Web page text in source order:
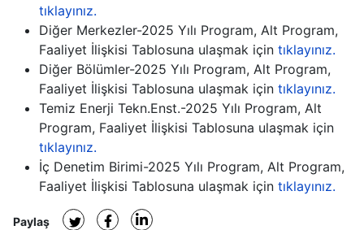
tıklayınız.
Diğer Merkezler-2025 Yılı Program, Alt Program,
Faaliyet İlişkisi Tablosuna ulaşmak için tıklayınız.
Diğer Bölümler-2025 Yılı Program, Alt Program,
Faaliyet İlişkisi Tablosuna ulaşmak için tıklayınız.
Temiz Enerji Tekn.Enst.-2025 Yılı Program, Alt
Program, Faaliyet İlişkisi Tablosuna ulaşmak için
tıklayınız.
İç Denetim Birimi-2025 Yılı Program, Alt Program,
Faaliyet İlişkisi Tablosuna ulaşmak için tıklayınız.
Paylaş